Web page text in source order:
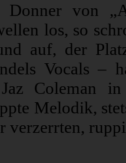
Donner von
los, so
auf, der
Vocals –
Coleman
Melodik,
verzerrten,